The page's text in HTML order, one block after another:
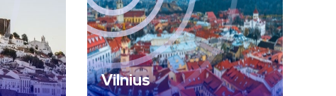
Vilnius